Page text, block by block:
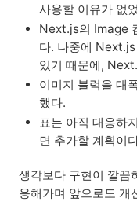
사용할 이유가 없
Next.js의 Image
다. 나중에
있기 때문에,
이미지 블럭을 대
했다.
표는 아직 대응하
면 추가할 계획이
생각보다 구현이 깔끔
응해가며 앞으로도 개